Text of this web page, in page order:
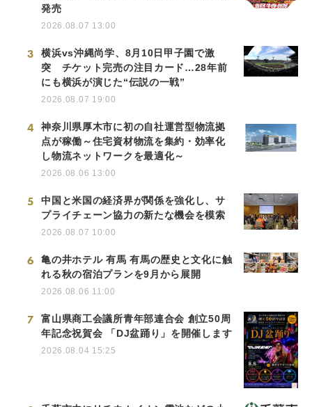
発売
2026.08.07 13:00
3
横浜vs沖縄尚学、8月10日甲子園で激
突 チケット完売の注目カード…28年前
にも横浜が演じた“伝説の一戦”
2026.08.07 19:00
4
神奈川県厚木市に初の自社運営型物流拠
点が稼働～住宅資材物流を集約・効率化
し物流ネットワークを最適化～
2026.08.06 13:00
5
中国と米国の経済界が関係を強化し、サ
プライチェーン協力の新たな機会を模索
2026.08.07 10:00
6
亀の井ホテル 有馬 有馬の歴史と文化に触
れる秋の宿泊プランを9月から展開
2026.08.06 11:00
7
富山県商工会議所青年部連合会 創立50周
年記念祝賀会 「DJ盆踊り」を開催します
2026.08.04 15:25